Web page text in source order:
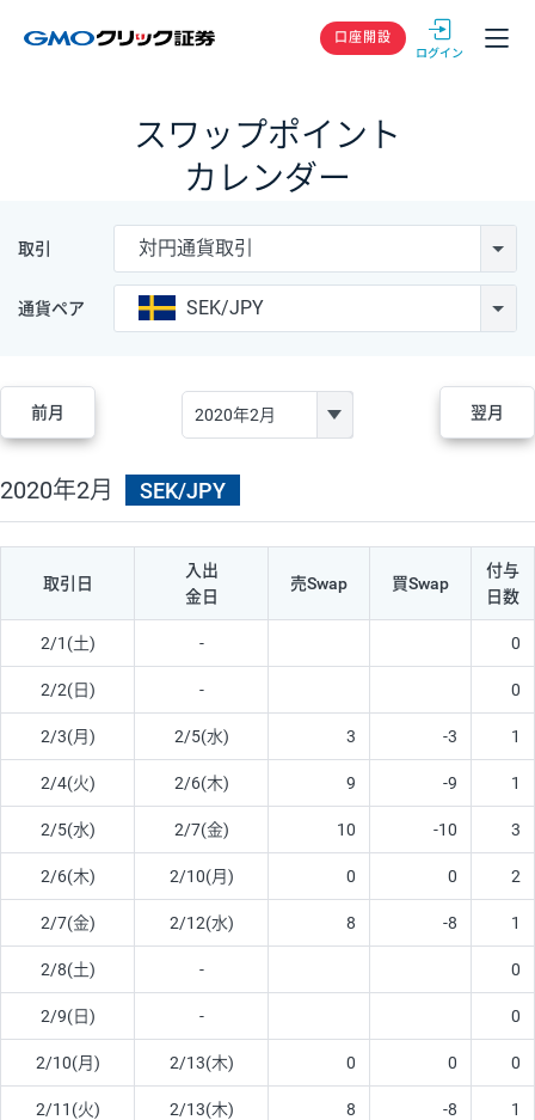
GMOクリック
口座開設
スワップポイント
カレンダー
取引 対円通貨取引
通貨ペア SEK/JPY
前月 翌月
2020年2月 SEK/JPY
取引日
入出
金日
売Swap 買Swap
付与
日数
2/1(土) - 0
2/2(日) - 0
2/3(月) 2/5(水) 3 -3 1
2/4(火) 2/6(木) 9 -9 1
2/5(水) 2/7(金) 10 -10 3
2/6(木) 2/10(月) 0 0 2
2/7(金) 2/12(水) 8 -8 1
2/8(土) - 0
2/9(日) - 0
2/10(月) 2/13(木) 0 0 0
2/11(火) 2/13(木) 8 -8 1